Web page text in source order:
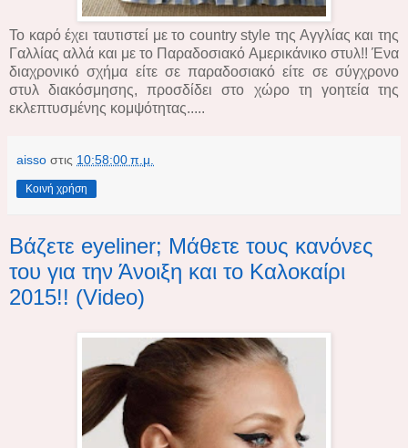
Το καρό έχει ταυτιστεί με το country style της Αγγλίας και της
Γαλλίας αλλά και με το Παραδοσιακό Αμερικάνικο στυλ!! Ένα
διαχρονικό σχήμα είτε σε παραδοσιακό είτε σε σύγχρονο
στυλ διακόσμησης, προσδίδει στο χώρο τη γοητεία της
εκλεπτυσμένης κομψότητας.....
aisso στις 10:58:00 π.μ.
Κοινή χρήση
Βάζετε eyeliner; Μάθετε τους κανόνες
του για την Άνοιξη και το Καλοκαίρι
2015!! (Video)